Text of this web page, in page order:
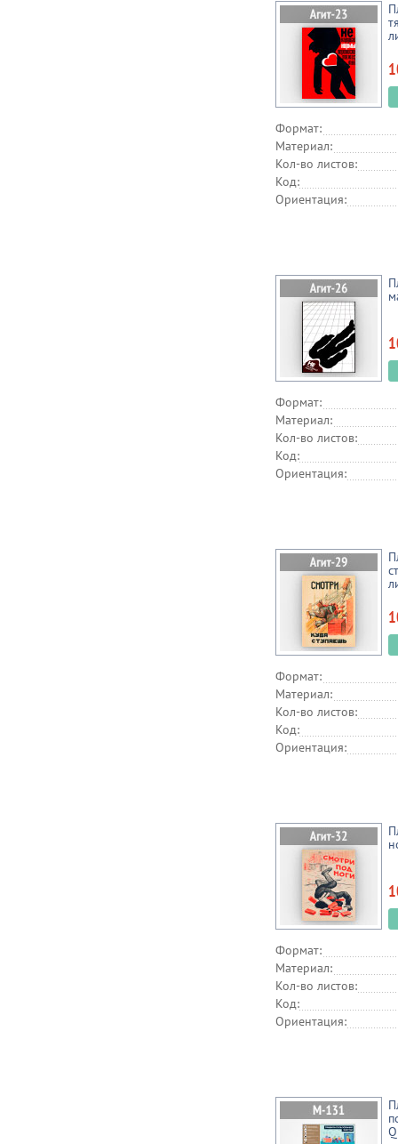
Формат:
Материал:
Кол-во листов:
Код:
Ориентация:
Формат:
Материал:
Кол-во листов:
Код:
Ориентация:
Формат:
Материал:
Кол-во листов:
Код:
Ориентация:
Формат:
Материал:
Кол-во листов:
Код:
Ориентация: